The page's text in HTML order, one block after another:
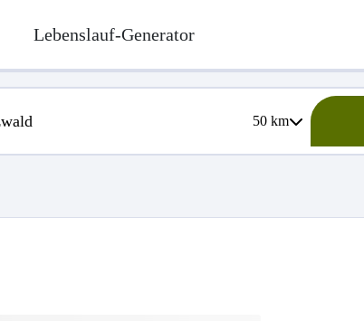
Lebenslauf-Generator
50km